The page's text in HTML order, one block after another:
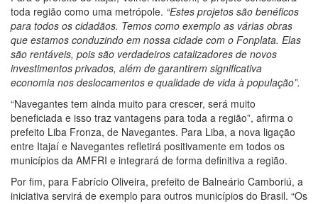
toda região como uma metrópole. “Estes projetos são benéficos
para todos os cidadãos. Temos como exemplo as várias obras
que estamos conduzindo em nossa cidade com o Fonplata. Elas
são rentáveis, pois são verdadeiros catalizadores de novos
investimentos privados, além de garantirem significativa
economia nos deslocamentos e qualidade de vida à população”.
“Navegantes tem ainda muito para crescer, será muito
beneficiada e isso traz vantagens para toda a região”, afirma o
prefeito Liba Fronza, de Navegantes. Para Liba, a nova ligação
entre Itajaí e Navegantes refletirá positivamente em todos os
municípios da AMFRI e integrará de forma definitiva a região.
Por fim, para Fabrício Oliveira, prefeito de Balneário Camboriú, a
iniciativa servirá de exemplo para outros municípios do Brasil. “Os